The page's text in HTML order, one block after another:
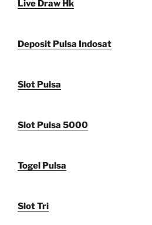
Live Draw Hk
Deposit Pulsa Indosat
Slot Pulsa
Slot Pulsa 5000
Togel Pulsa
Slot Tri